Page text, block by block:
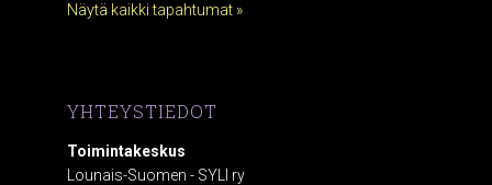
Näytä kaikki tapahtumat »
YHTEYSTIEDOT
Toimintakeskus
Lounais-Suomen - SYLI ry